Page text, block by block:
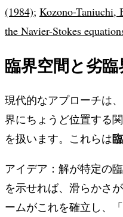
(1984); Kozono-Taniuchi,
the Navier-Stokes
臨界空間と劣
現代的なアプローチは
界にちょうど位置する
を扱います。これらは
アイデア：解が特定の
を示せれば、滑らかさ
ームがこれを確立し、